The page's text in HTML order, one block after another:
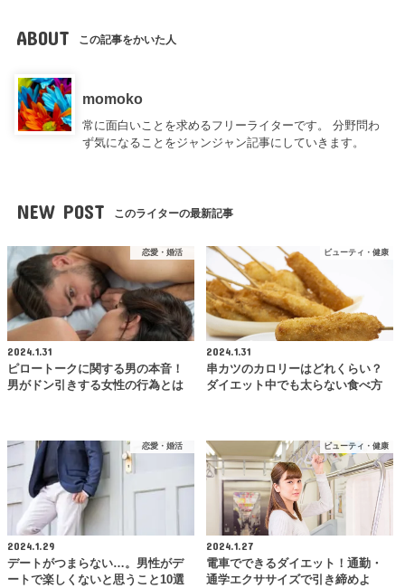
ABOUT この記事をかいた人
momoko
常に面白いことを求めるフリーライターです。 分野問わ
ず気になることをジャンジャン記事にしていきます。
NEW POST このライターの最新記事
恋愛・婚活
2024.1.31
ピロートークに関する男の本音！
男がドン引きする女性の行為とは
ビューティ・健康
2024.1.31
串カツのカロリーはどれくらい？
ダイエット中でも太らない食べ方
恋愛・婚活
2024.1.29
デートがつまらない…。男性がデ
ートで楽しくないと思うこと10選
ビューティ・健康
2024.1.27
電車でできるダイエット！通勤・
通学エクササイズで引き締めよ